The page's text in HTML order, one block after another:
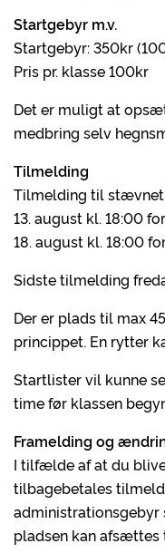
Startgebyr m.v.
Startgebyr: 350kr
Pris pr. klasse 100kr
Det er muligt at
medbring selv
Tilmelding
Tilmelding til stævnet
13. august kl. 18:00
18. august kl. 18:00
Sidste tilmelding
Der er plads til max
princippet. En rytter
Startlister vil kunne
time før klassen
Framelding og
I tilfælde af at du
tilbagebetales
pladsen kan afsættes